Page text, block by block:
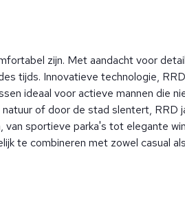
zijn. Met aandacht voor
tijds. Innovatieve technologie,
ideaal voor actieve mannen die
of door de stad slentert, RRD
sportieve parka's tot elegante
te combineren met zowel casual